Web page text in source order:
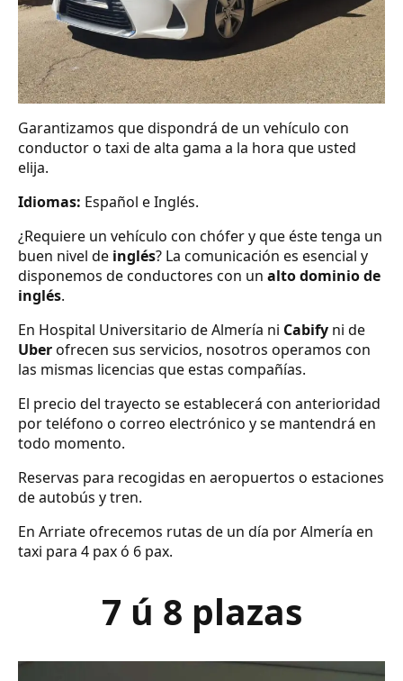
Garantizamos que dispondrá de un vehículo con
conductor o taxi de alta gama a la hora que usted
elija.
Idiomas: Español e Inglés.
¿Requiere un vehículo con chófer y que éste tenga un
buen nivel de inglés? La comunicación es esencial y
disponemos de conductores con un alto dominio de
inglés.
En Hospital Universitario de Almería ni Cabify ni de
Uberofrecen sus servicios, nosotros operamos con
las mismas licencias que estas compañías.
El precio del trayecto se establecerá con anterioridad
por teléfono o correo electrónico y se mantendrá en
todo momento.
Reservas para recogidas en aeropuertos o estaciones
de autobús y tren.
En Arriate ofrecemos rutas de un día por Almería en
taxi para 4 pax ó 6 pax.
7 ú 8 plazas